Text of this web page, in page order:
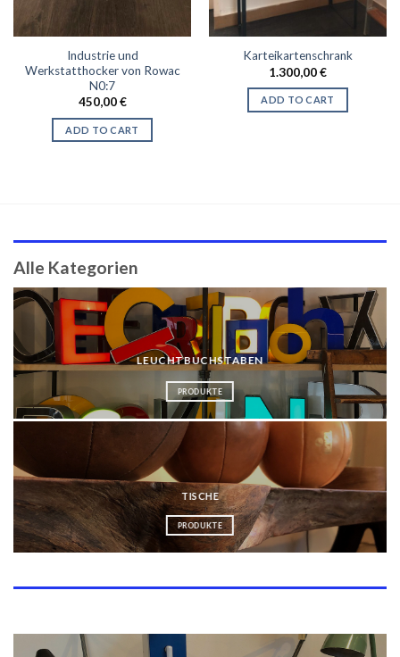
Industrie und
Werkstatthocker von Rowac
N0:7
450,00€
ADD TO CART
Karteikartenschrank
1.300,00€
ADD TO CART
Alle Kategorien
LEUCHTBUCHSTABEN
PRODUKTE
TISCHE
PRODUKTE